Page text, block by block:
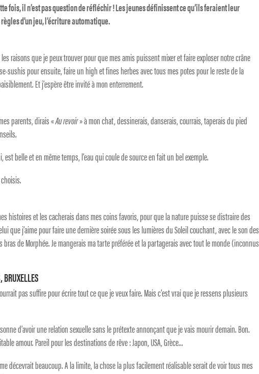
fois, il n’est pas question de réfléchir ! Les jeunes définissent ce qu’ils feraient leur
d’un jeu, l’écriture automatique.
raisons que je peux trouver pour que mes amis puissent mixer et faire exploser notre crâne
sushis pour ensuite, faire un high et fines herbes avec tous mes potes pour le reste de la
Et j’espère être invité à mon enterrement.
parents, dirais «Au revoir» à mon chat, dessinerais, danserais, courrais, taperais du pied
belle et en même temps, l’eau qui coule de source en fait un bel exemple.
histoires et les cacherais dans mes coins favoris, pour que la nature puisse se distraire des
que j’aime pour faire une dernière soirée sous les lumières du Soleil couchant, avec le son des
de Morphée. Je mangerais ma tarte préférée et la partagerais avec tout le monde (inconnus
pas suffire pour écrire tout ce que je veux faire. Mais c’est vrai que je ressens plusieurs
d’avoir une relation sexuelle sans le prétexte annonçant que je vais mourir demain. Bon.
amour. Pareil pour les destinations de rêve : Japon, USA, Grèce…
décevrait beaucoup. A la limite, la chose la plus facilement réalisable serait de voir tous mes